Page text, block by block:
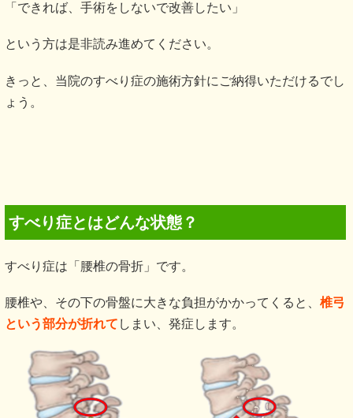
「できれば、手術をしないで改善したい」
という方は是非読み進めてください。
きっと、当院のすべり症の施術方針にご納得いただけるでし
ょう。
すべり症とはどんな状態？
すべり症は「腰椎の骨折」です。
腰椎や、その下の骨盤に大きな負担がかかってくると、 椎弓
という部分が折れて しまい、発症します。